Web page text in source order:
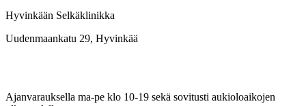
Hyvinkään Selkäklinikka
Uudenmaankatu 29, Hyvinkää
Ajanvarauksella ma-pe klo 10-19 sekä sovitusti aukioloaikojen